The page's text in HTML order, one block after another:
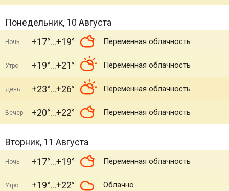
Понедельник, 10 Августа
Ночь +17° +19° Переменная облачность
Утро +19° +21° Переменная облачность
День +23° +26° Переменная облачность
Вечер +20° +22° Переменная облачность
Вторник, 11 Августа
Ночь +17° +19° Переменная облачность
Утро +19° +22° Облачно